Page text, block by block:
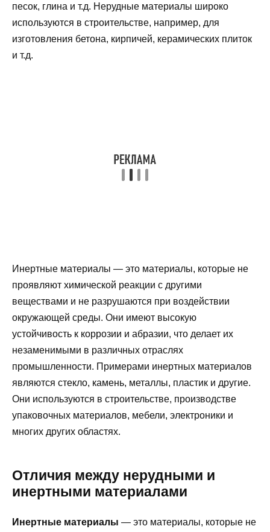
песок, глина и т.д. Нерудные материалы широко
используются в строительстве, например, для
изготовления бетона, кирпичей, керамических плиток
и т.д.
Инертные материалы — это материалы, которые не
проявляют химической реакции с другими
веществами и не разрушаются при воздействии
окружающей среды. Они имеют высокую
устойчивость к коррозии и абразии, что делает их
незаменимыми в различных отраслях
промышленности. Примерами инертных материалов
являются стекло, камень, металлы, пластик и другие.
Они используются в строительстве, производстве
упаковочных материалов, мебели, электроники и
многих других областях.
Отличия между нерудными и
инертными материалами
Инертные материалы — это материалы, которые не